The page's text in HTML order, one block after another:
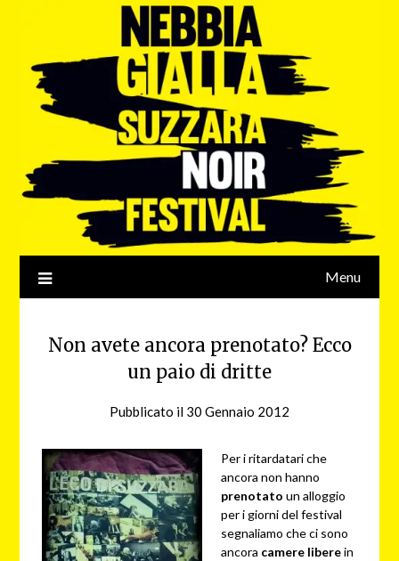
Menu
Non avete ancora prenotato? Ecco
un paio di dritte
Pubblicato il 30 Gennaio 2012
Per i ritardatari che
ancora non hanno
prenotatoun alloggio
per i giorni del festival
segnaliamo che ci sono
ancora camere liberein